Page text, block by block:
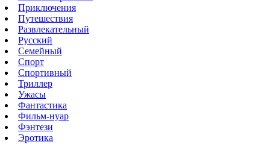
Приключения
Путешествия
Развлекательный
Русский
Семейный
Спорт
Спортивный
Триллер
Ужасы
Фантастика
Фильм-нуар
Фэнтези
Эротика